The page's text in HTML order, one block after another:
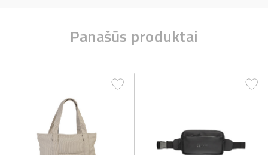
Panašūs produktai